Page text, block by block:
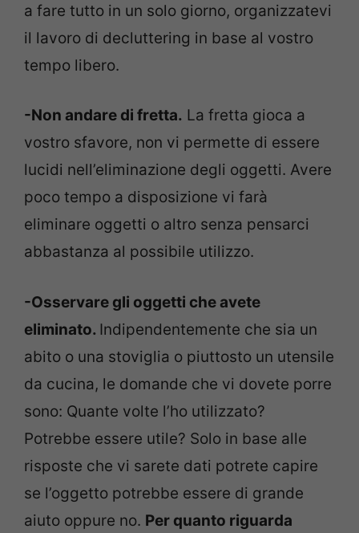
a fare tutto in un solo giorno, organizzatevi
il lavoro di decluttering in base al vostro
tempo libero.
-Non andare di fretta. La fretta gioca a
vostro sfavore, non vi permette di essere
lucidi nell’eliminazione degli oggetti. Avere
poco tempo a disposizione vi farà
eliminare oggetti o altro senza pensarci
abbastanza al possibile utilizzo.
-Osservare gli oggetti che avete
eliminato. Indipendentemente che sia un
abito o una stoviglia o piuttosto un utensile
da cucina, le domande che vi dovete porre
sono: Quante volte l’ho utilizzato?
Potrebbe essere utile? Solo in base alle
risposte che vi sarete dati potrete capire
se l’oggetto potrebbe essere di grande
aiuto oppure no. Per quanto riguarda